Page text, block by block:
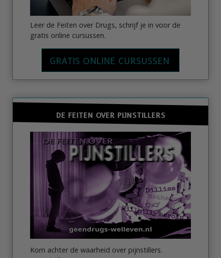
Leer de Feiten over Drugs, schrijf je in voor de
gratis online cursussen.
GRATIS ONLINE CURSUSSEN
DE FEITEN OVER PIJNSTILLERS
Kom achter de waarheid over pijnstillers.